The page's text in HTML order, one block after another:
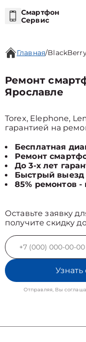
Смартфон
Сервис
Главная/
Ремонт
Ярославле
Torex, Elephone,
гарантией на
Бесплатная
Ремонт
До 3-х лет
Быстрый выезд
85% ремонтов
Оставьте заявку
получите скидку
Отправляя, Вы